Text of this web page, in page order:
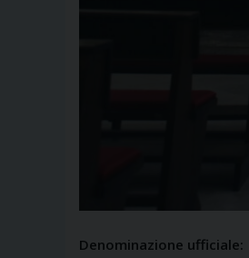
Denominazione ufficiale: